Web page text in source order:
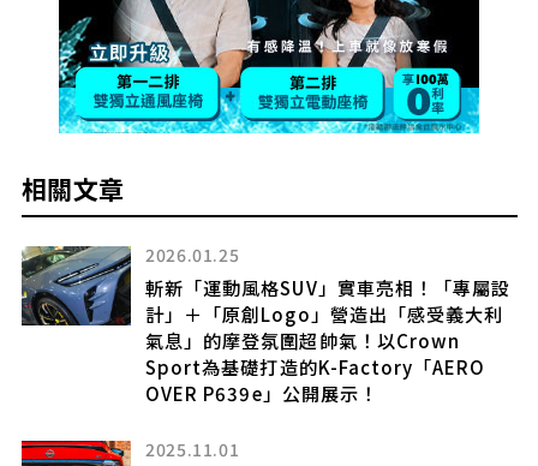
相關文章
2026.01.25
斬新「運動風格SUV」實車亮相！「專屬設
計」＋「原創Logo」營造出「感受義大利
氣息」的摩登氛圍超帥氣！以Crown
Sport為基礎打造的K-Factory「AERO
OVER P639e」公開展示！
2025.11.01